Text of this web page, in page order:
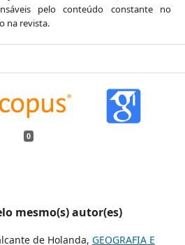
pelo conteúdo constante no
na revista.
0
mesmo(s) autor(es)
de Holanda, GEOGRAFIA E